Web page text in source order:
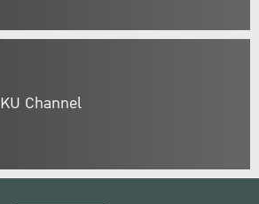
KU Channel